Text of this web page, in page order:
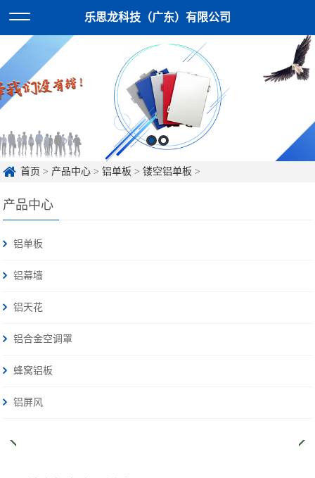
乐思龙科技（广东）有限公司
首页 > 产品中心 >铝单板 >镂空铝单板 >
产品中心
铝单板
铝幕墙
铝天花
铝合金空调罩
蜂窝铝板
铝屏风